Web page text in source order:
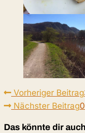
Weitere
Artikel
Vorheriger Beitrag
Nächster Beitrag
Das könnte dir